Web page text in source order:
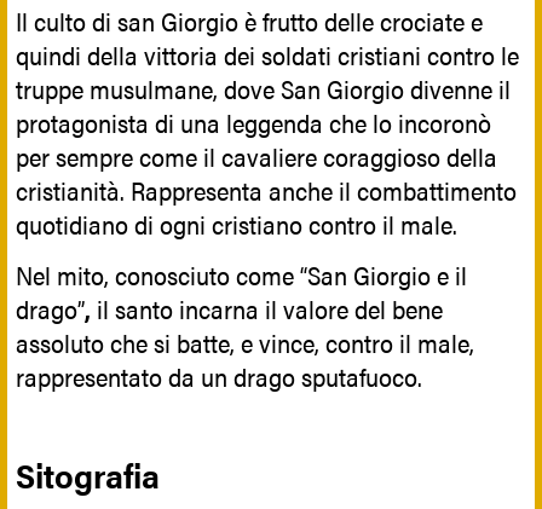
Il culto di san Giorgio è frutto delle crociate e
quindi della vittoria dei soldati cristiani contro le
truppe musulmane, dove San Giorgio divenne il
protagonista di una leggenda che lo incoronò
per sempre come il cavaliere coraggioso della
cristianità. Rappresenta anche il combattimento
quotidiano di ogni cristiano contro il male.
Nel mito, conosciuto come “San Giorgio e il
drago”, il santo incarna il valore del bene
assoluto che si batte, e vince, contro il male,
rappresentato da un drago sputafuoco.
Sitografia